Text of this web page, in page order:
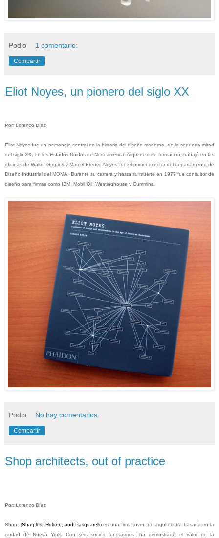
Podio 1 comentario:
Compartir
Eliot Noyes, un pionero del siglo XX
Por: Lorenzo Díaz
Eliot Noyes fue un personaje central en la historia del diseño moderno, de la segunda mitad
del siglo XX, en los Estados Unidos de Norteamérica. Arquitecto de formación, trabajó en las
oficinas de Walter Gropius y Marcel Breuer. Noyes fue el primer director del departamento de
Diseño Industrial del MOMA. Durante su carrera y hasta su muerte en 1977 fue consultor de
diseño para firmas como IBM, Mobil Oil, Westinghouse y Cummins.
Podio No hay comentarios:
Compartir
Shop architects, out of practice
Por: Lorenzo Díaz
Shop (Sharples, Holden, and Pasquarelli)es una firma joven de arquitectura basada en la
ciudad de Nueva York. Con seis socios fundadores, ha demostrado el valor de la